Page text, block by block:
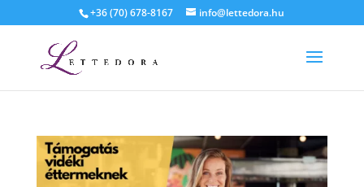
+36 (70) 678-8167 info@lettedora.hu